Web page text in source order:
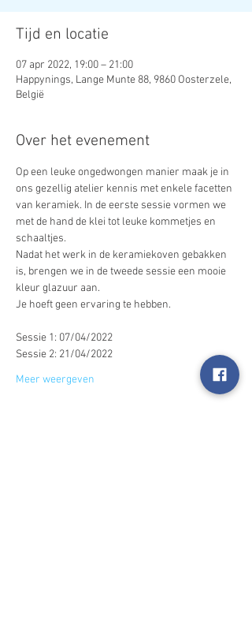
Tijd en locatie
07 apr 2022, 19:00 – 21:00
Happynings, Lange Munte 88, 9860 Oosterzele,
België
Over het evenement
​Op een leuke ongedwongen manier maak je in
ons gezellig atelier kennis met enkele facetten
van keramiek. In de eerste sessie vormen we
met de hand de klei tot leuke kommetjes en
schaaltjes.
Nadat het werk in de keramiekoven gebakken
is, brengen we in de tweede sessie een mooie
kleur glazuur aan.
Je hoeft geen ervaring te hebben.
Sessie 1: 07/04/2022
Sessie 2: 21/04/2022
Meer weergeven